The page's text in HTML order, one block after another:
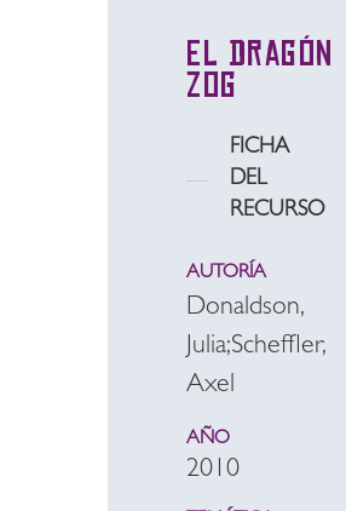
El dragón
Zog
FICHA
DEL
RECURSO
AUTORÍA
Donaldson,
Julia;Scheffler,
Axel
AÑO
2010